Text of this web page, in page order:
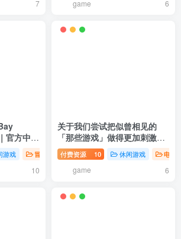
7 game 6
官方中
免安装
游戏 冒险游戏 动作游戏
10
关于我们尝试把似曾相见的
「那些游戏」做得更加刺激，
却惊觉火柴人存在极限这档
事。｜官方中文-
Build.18189270｜979M｜免
付费资源 10 休闲游戏 电脑
game 6